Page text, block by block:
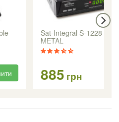
Sat-Integral S-1228 HD
METAL
885 грн